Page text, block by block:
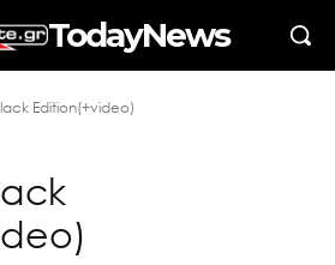
TodayNews
Edition(+video)